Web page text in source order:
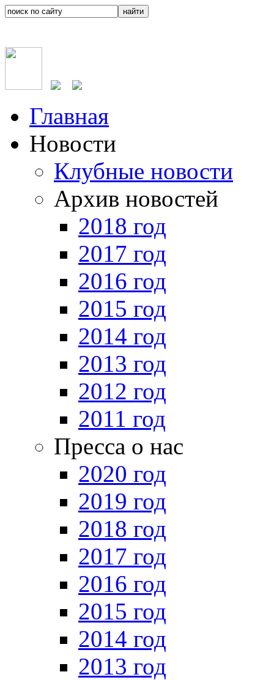
Главная
Новости
Клубные новости
Архив новостей
2018 год
2017 год
2016 год
2015 год
2014 год
2013 год
2012 год
2011 год
Пресса о нас
2020 год
2019 год
2018 год
2017 год
2016 год
2015 год
2014 год
2013 год